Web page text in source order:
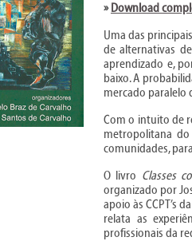
»Download
Uma das
de alternativas
aprendizado e,
baixo. A
mercado paralelo
Com o intuito de
metropolitana
comunidades,
O livro Classes
organizado por
apoio às CCPT’s
relata as
profissionais da